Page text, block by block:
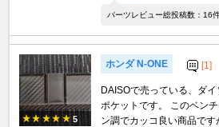
パーツレビュー総投稿数：16
5
ホンダ N-ONE [1]
DAISOで売っている、ダ
ポケットです。 このベン
ン調でカッコ良い商品で